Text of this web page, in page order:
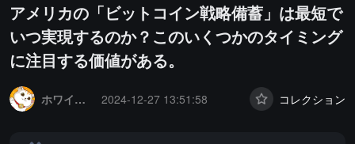
アメリカの「ビットコイン戦略備蓄」は最短で
いつ実現するのか？このいくつかのタイミング
に注目する価値がある。
ホワイトペーパー ブロックチェーン
2024-12-27 13:51:58 コレクション